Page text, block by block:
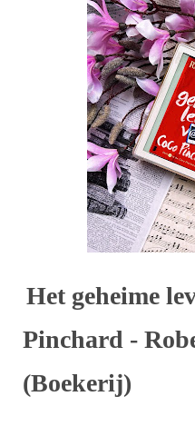
Het geheime
Pinchard -
(Boekerij)